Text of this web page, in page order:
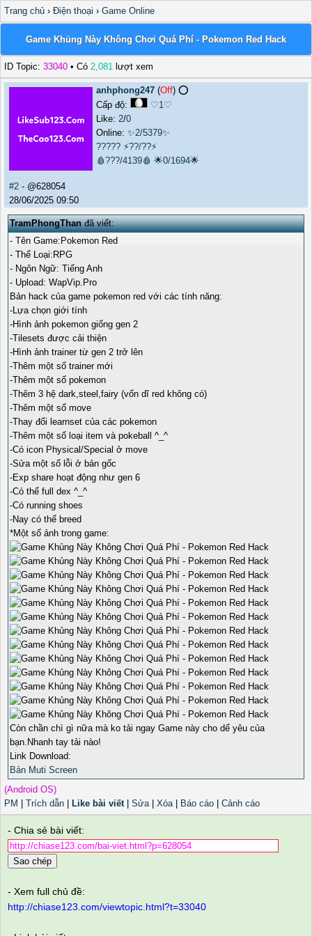
Trang chủ › Điện thoại › Game Online
Game Khủng Này Không Chơi Quá Phí - Pokemon Red Hack
ID Topic: 33040 • Có 2,081 lượt xem
anhphong247 (Off) ⭕️
Cấp độ:
♡1♡
Like: 2/0
Online: ✨2/5379✨
????? ⚡??/??⚡
🩸???/4139🩸 🌟0/1694🌟
#2 - @628054
28/06/2025 09:50
TramPhongThanđã viết:
- Tên Game:Pokemon Red
- Thể Loại:RPG
- Ngôn Ngữ: Tiếng Anh
- Upload: WapVip.Pro
Bản hack của game pokemon red với các tính năng:
-Lựa chọn giới tính
-Hình ảnh pokemon giống gen 2
-Tilesets được cải thiện
-Hình ảnh trainer từ gen 2 trở lên
-Thêm một số trainer mới
-Thêm một số pokemon
-Thêm 3 hệ dark,steel,fairy (vốn dĩ red không có)
-Thêm một số move
-Thay đổi learnset của các pokemon
-Thêm một số loại item và pokeball ^_^
-Có icon Physical/Special ở move
-Sửa một số lỗi ở bản gốc
-Exp share hoạt động như gen 6
-Có thể full dex ^_^
-Có running shoes
-Nay có thể breed
*Một số ảnh trong game:
Còn chần chì gì nữa mà ko tải ngay Game này cho dế yêu của
bạn.Nhanh tay tải nào!
Link Download:
Bản Muti Screen
(Android OS)
PM
Trích dẫn Like bài viết| Sửa| Xóa| Báo cáo Cảnh cáo
- Chia sẻ bài viết:
Sao chép
- Xem full chủ đề:
http://chiase123.com/viewtopic.html?t=33040